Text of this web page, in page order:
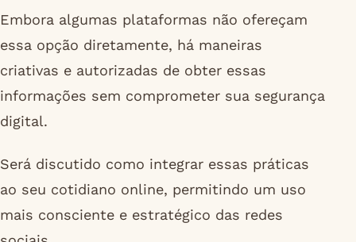
Embora algumas plataformas não ofereçam
essa opção diretamente, há maneiras
criativas e autorizadas de obter essas
informações sem comprometer sua segurança
digital.
Será discutido como integrar essas práticas
ao seu cotidiano online, permitindo um uso
mais consciente e estratégico das redes